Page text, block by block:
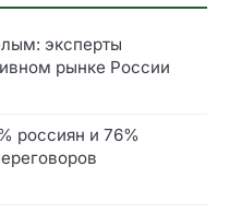
эксперты
рынке России
россиян и 76%